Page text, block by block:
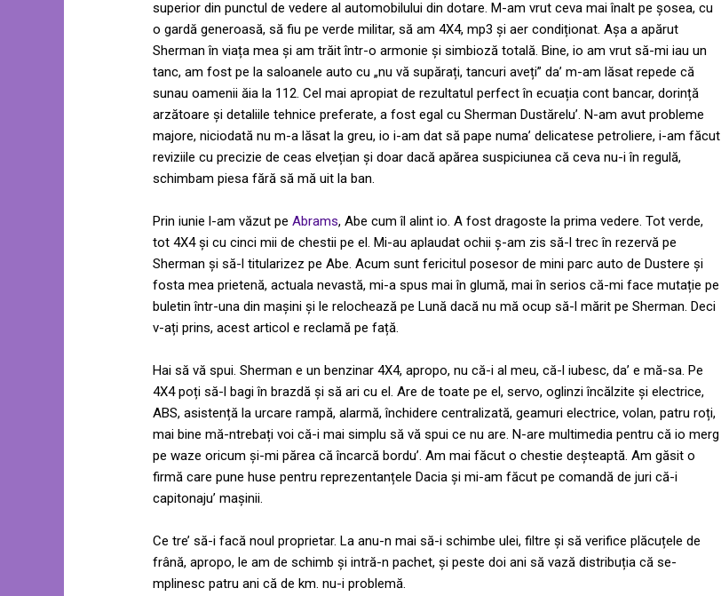
superior din punctul de vedere al automobilului din dotare. M-am vrut ceva mai înalt pe șosea, cu
o gardă generoasă, să fiu pe verde militar, să am 4X4, mp3 și aer condiționat. Așa a apărut
Sherman în viața mea și am trăit într-o armonie și simbioză totală. Bine, io am vrut să-mi iau un
tanc, am fost pe la saloanele auto cu „nu vă supărați, tancuri aveți” da’ m-am lăsat repede că
sunau oamenii ăia la 112. Cel mai apropiat de rezultatul perfect în ecuația cont bancar, dorință
arzătoare și detaliile tehnice preferate, a fost egal cu Sherman Dustărelu’. N-am avut probleme
majore, niciodată nu m-a lăsat la greu, io i-am dat să pape numa’ delicatese petroliere, i-am făcut
reviziile cu precizie de ceas elvețian și doar dacă apărea suspiciunea că ceva nu-i în regulă,
schimbam piesa fără să mă uit la ban.
Prin iunie l-am văzut peAbrams, Abe cum îl alint io. A fost dragoste la prima vedere. Tot verde,
tot 4X4 și cu cinci mii de chestii pe el. Mi-au aplaudat ochii ș-am zis să-l trec în rezervă pe
Sherman și să-l titularizez pe Abe. Acum sunt fericitul posesor de mini parc auto de Dustere și
fosta mea prietenă, actuala nevastă, mi-a spus mai în glumă, mai în serios că-mi face mutație pe
buletin într-una din mașini și le relochează pe Lună dacă nu mă ocup să-l mărit pe Sherman. Deci
v-ați prins, acest articol e reclamă pe față.
Hai să vă spui. Sherman e un benzinar 4X4, apropo, nu că-i al meu, că-l iubesc, da’ e mă-sa. Pe
4X4 poți să-l bagi în brazdă și să ari cu el. Are de toate pe el, servo, oglinzi încălzite și electrice,
ABS, asistență la urcare rampă, alarmă, închidere centralizată, geamuri electrice, volan, patru roți,
mai bine mă-ntrebați voi că-i mai simplu să vă spui ce nu are. N-are multimedia pentru că io merg
pe waze oricum și-mi părea că încarcă bordu’. Am mai făcut o chestie deșteaptă. Am găsit o
firmă care pune huse pentru reprezentanțele Dacia și mi-am făcut pe comandă de juri că-i
capitonaju’ mașinii.
Ce tre’ să-i facă noul proprietar. La anu-n mai să-i schimbe ulei, filtre și să verifice plăcuțele de
frână, apropo, le am de schimb și intră-n pachet, și peste doi ani să vază distribuția că se-
mplinesc patru ani că de km. nu-i problemă.